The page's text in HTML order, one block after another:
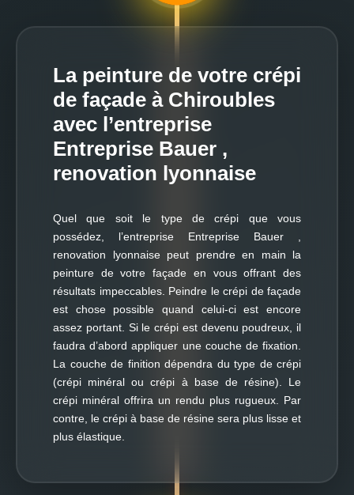
La peinture de votre crépi
de façade à Chiroubles
avec l’entreprise
Entreprise Bauer ,
renovation lyonnaise
Quel que soit le type de crépi que vous
possédez, l’entreprise Entreprise Bauer ,
renovation lyonnaise peut prendre en main la
peinture de votre façade en vous offrant des
résultats impeccables. Peindre le crépi de façade
est chose possible quand celui-ci est encore
assez portant. Si le crépi est devenu poudreux, il
faudra d’abord appliquer une couche de fixation.
La couche de finition dépendra du type de crépi
(crépi minéral ou crépi à base de résine). Le
crépi minéral offrira un rendu plus rugueux. Par
contre, le crépi à base de résine sera plus lisse et
plus élastique.